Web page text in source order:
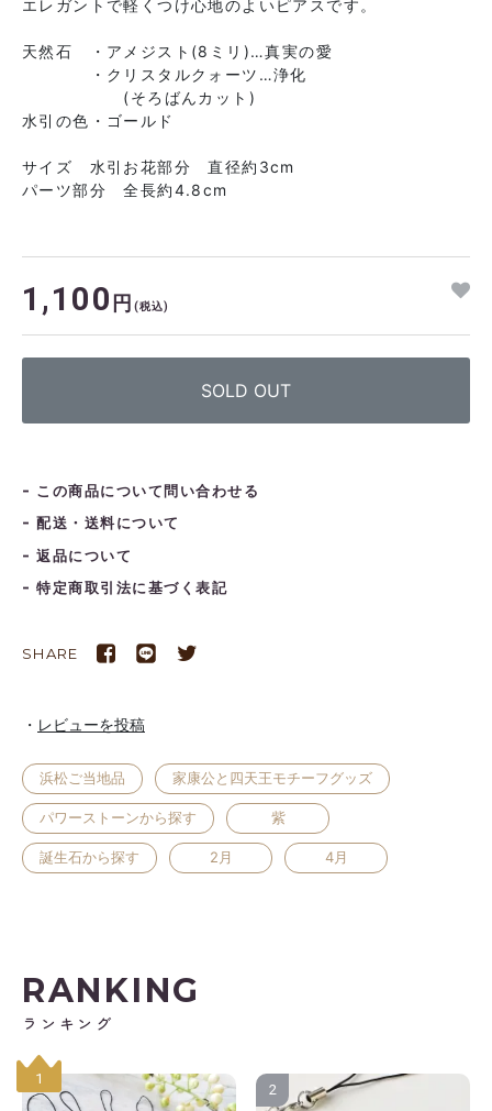
エレガントで軽くつけ心地のよいピアスです。
天然石 ・アメジスト(8ミリ)…真実の愛
・クリスタルクォーツ…浄化
(そろばんカット)
水引の色・ゴールド
サイズ 水引お花部分 直径約3cm
パーツ部分 全長約4.8cm
この商品について問い合わせる
配送・送料について
返品について
特定商取引法に基づく表記
SHARE
レビューを投稿
浜松ご当地品 家康公と四天王モチーフグッズ
パワーストーンから探す 紫
誕生石から探す 2月 4月
1,100 円 (税込)
SOLD OUT
RANKING
ランキング
1
2